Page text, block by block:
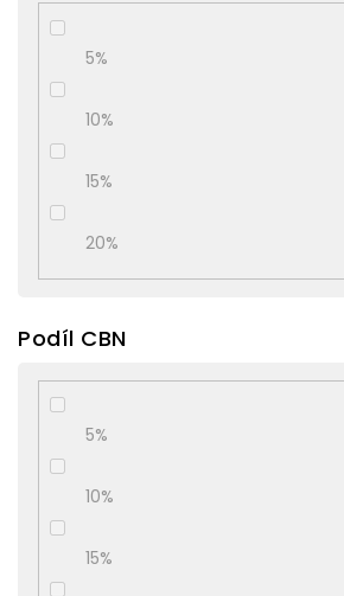
5%
10%
15%
20%
Podíl CBN
5%
10%
15%